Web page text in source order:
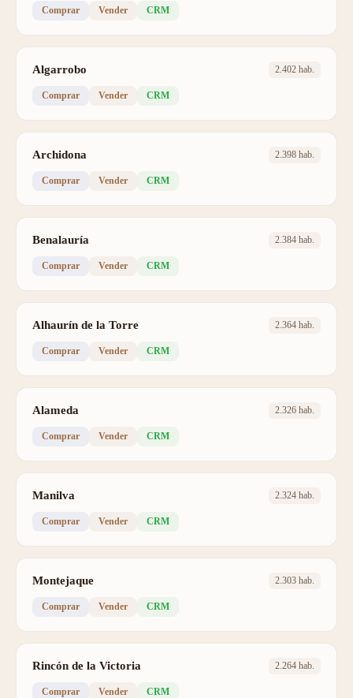
Comprar Vender CRM
Algarrobo 2.402 hab.
Comprar Vender CRM
Archidona 2.398 hab.
Comprar Vender CRM
Benalauría 2.384 hab.
Comprar Vender CRM
Alhaurín de la Torre 2.364 hab.
Comprar Vender CRM
Alameda 2.326 hab.
Comprar Vender CRM
Manilva 2.324 hab.
Comprar Vender CRM
Montejaque 2.303 hab.
Comprar Vender CRM
Rincón de la Victoria 2.264 hab.
Comprar Vender CRM